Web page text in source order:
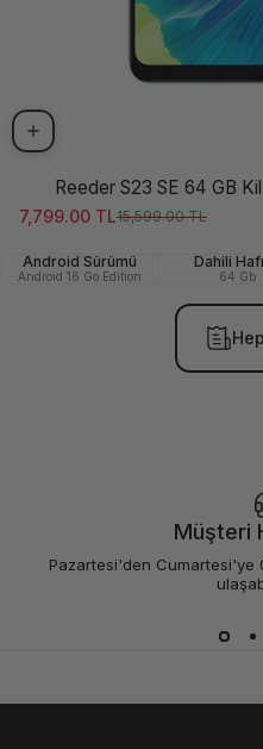
Reeder S23 SE 64 GB
Satış ücreti
7,799.00 TL
Normal fiyat15,599.00 TL
Android Sürümü
Android 16 Go Edition
Dahili
64 Gb
Müşteri
Pazartesi'den Cumartesi'ye